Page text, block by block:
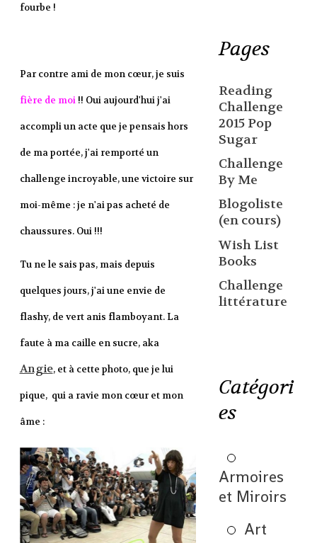
fourbe !
Par contre ami de mon cœur, je suis
fière de moi!! Oui aujourd'hui j'ai
accompli un acte que je pensais hors
de ma portée, j'ai remporté un
challenge incroyable, une victoire sur
moi-même : je n'ai pas acheté de
chaussures. Oui !!!
Tu ne le sais pas, mais depuis
quelques jours, j'ai une envie de
flashy, de vert anis flamboyant. La
faute à ma caille en sucre, aka
Angie, et à cette photo, que je lui
pique, qui a ravie mon cœur et mon
âme :
Pages
Reading
Challenge
2015 Pop
Sugar
Challenge
By Me
Blogoliste
(en cours)
Wish List
Books
Challenge
littérature
Catégori
es
Armoires
et Miroirs
Art